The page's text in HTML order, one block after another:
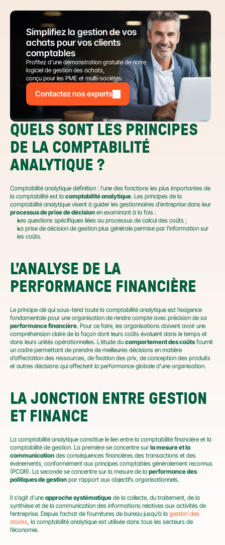
Simplifiez la gestion de vos
achats pour vos clients
comptables
Profitez d’une démonstration gratuite de notre
logiciel de gestion des achats,
conçu pour les PME et multi-sociétés.
Contactez nos experts
QUELS SONT LES PRINCIPES
DE LA COMPTABILITÉ
ANALYTIQUE ?
Comptabilité analytique définition : l’une des fonctions les plus importantes de
la comptabilité est la comptabilité analytique. Les principes de la
processus de prise de décision en examinant à la fois :
Les questions spécifiques liées au processus de calcul des coûts ;
La prise de décision de gestion plus générale permise par l’information sur
les coûts.
L’ANALYSE DE LA
PERFORMANCE FINANCIÈRE
Le principe clé qui sous-tend toute la comptabilité analytique est l’exigence
performance financière. Pour ce faire, les organisations doivent avoir une
compréhension claire de la façon dont leurs coûts évoluent dans le temps et
dans leurs unités opérationnelles. L’étude du comportement des coûts fournit
un cadre permettant de prendre de meilleures décisions en matière
d’affectation des ressources, de fixation des prix, de conception des produits
et autres décisions qui affectent la performance globale d’une organisation.
LA JONCTION ENTRE GESTION
ET FINANCE
La comptabilité analytique constitue le lien entre la comptabilité financière et la
comptabilité de gestion. La première se concentre sur la mesure et la
communication des conséquences financières des transactions et des
événements, conformément aux principes comptables généralement reconnus
(PCGR). La seconde se concentre sur la mesure de la performance des
politiques de gestion par rapport aux objectifs organisationnels.
Il s’agit d’une approche systématique de la collecte, du traitement, de la
synthèse et de la communication des informations relatives aux activités de
l’entreprise. Depuis l’achat de fournitures de bureau jusqu’à la gestion des
stocks, la comptabilité analytique est utilisée dans tous les secteurs de
l’économie.